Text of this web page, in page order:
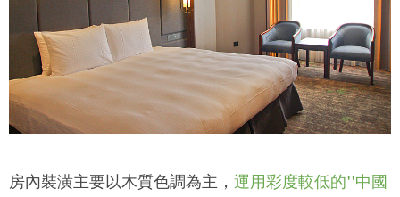
房內裝潢主要以木質色調為主， 運用彩度較低的''中國